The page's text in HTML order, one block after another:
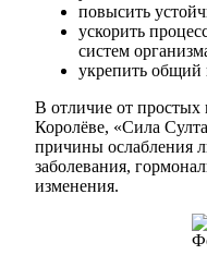
повысить
ускорить
систем
укрепить общий
В отличие от простых
Королёве, «Сила
причины ослабления
заболевания,
изменения.